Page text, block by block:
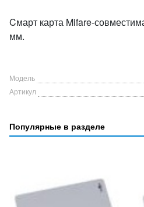
Cмарт карта Mifare-
мм.
Модель
Артикул
Популярные в разделе